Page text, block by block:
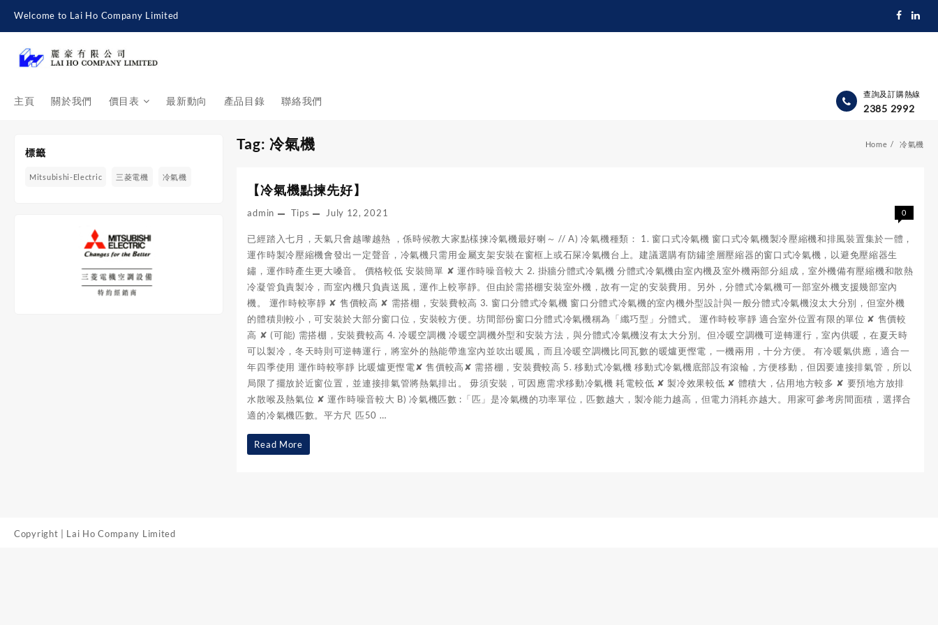
content
Welcome to Lai Ho Company Limited
主頁 關於我們 價目表 最新動向 產品目錄 聯絡我們
查詢及訂購熱線
2385 2992
標籤
Mitsubishi-Electric 三菱電機 冷氣機
Tag:冷氣機 Home 冷氣機
【冷氣機點揀先好】
admin Tips July 12, 2021 0
已經踏入七月，天氣只會越嚟越熱 ，係時候教大家點樣揀冷氣機最好喇～ // A) 冷氣機種類： 1. 窗口式冷氣機 窗口式冷氣機製冷壓縮機和排風裝置集於一體，
運作時製冷壓縮機會發出一定聲音，冷氣機只需用金屬支架安裝在窗框上或石屎冷氣機台上。建議選購有防鏽塗層壓縮器的窗口式冷氣機，以避免壓縮器生
鏽，運作時產生更大嗓音。 價格較低 安裝簡單 ✘ 運作時噪音較大 2. 掛牆分體式冷氣機 分體式冷氣機由室內機及室外機兩部分組成，室外機備有壓縮機和散熱
冷凝管負責製冷，而室內機只負責送風，運作上較寧靜。但由於需搭棚安裝室外機，故有一定的安裝費用。另外，分體式冷氣機可一部室外機支援幾部室內
機。 運作時較寧靜 ✘ 售價較高 ✘ 需搭棚，安裝費較高 3. 窗口分體式冷氣機 窗口分體式冷氣機的室內機外型設計與一般分體式冷氣機沒太大分別，但室外機
的體積則較小，可安裝於大部分窗口位，安裝較方便。坊間部份窗口分體式冷氣機稱為「纖巧型」分體式。 運作時較寧靜 適合室外位置有限的單位 ✘ 售價較
高 ✘ (可能) 需搭棚，安裝費較高 4. 冷暖空調機 冷暖空調機外型和安裝方法，與分體式冷氣機沒有太大分別。但冷暖空調機可逆轉運行，室內供暖，在夏天時
可以製冷，冬天時則可逆轉運行，將室外的熱能帶進室內並吹出暖風，而且冷暖空調機比同瓦數的暖爐更慳電，一機兩用，十分方便。 有冷暖氣供應，適合一
年四季使用 運作時較寧靜 比暖爐更慳電✘ 售價較高✘ 需搭棚，安裝費較高 5. 移動式冷氣機 移動式冷氣機底部設有滾輪，方便移動，但因要連接排氣管，所以
局限了擺放於近窗位置，並連接排氣管將熱氣排出。 毋須安裝，可因應需求移動冷氣機 耗電較低 ✘ 製冷效果較低 ✘ 體積大，佔用地方較多 ✘ 要預地方放排
水散喉及熱氣位 ✘ 運作時噪音較大 B) 冷氣機匹數 :「匹」是冷氣機的功率單位，匹數越大，製冷能力越高，但電力消耗亦越大。用家可參考房間面積，選擇合
適的冷氣機匹數。平方尺 匹50 …
【冷
Read More
Copyright | Lai Ho Company Limited